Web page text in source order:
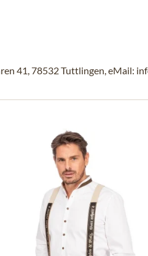
41, 78532 Tuttlingen, eMail: